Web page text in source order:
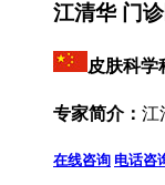
江清华 门
皮肤科学
专家简介： 江
在线咨询 电话咨